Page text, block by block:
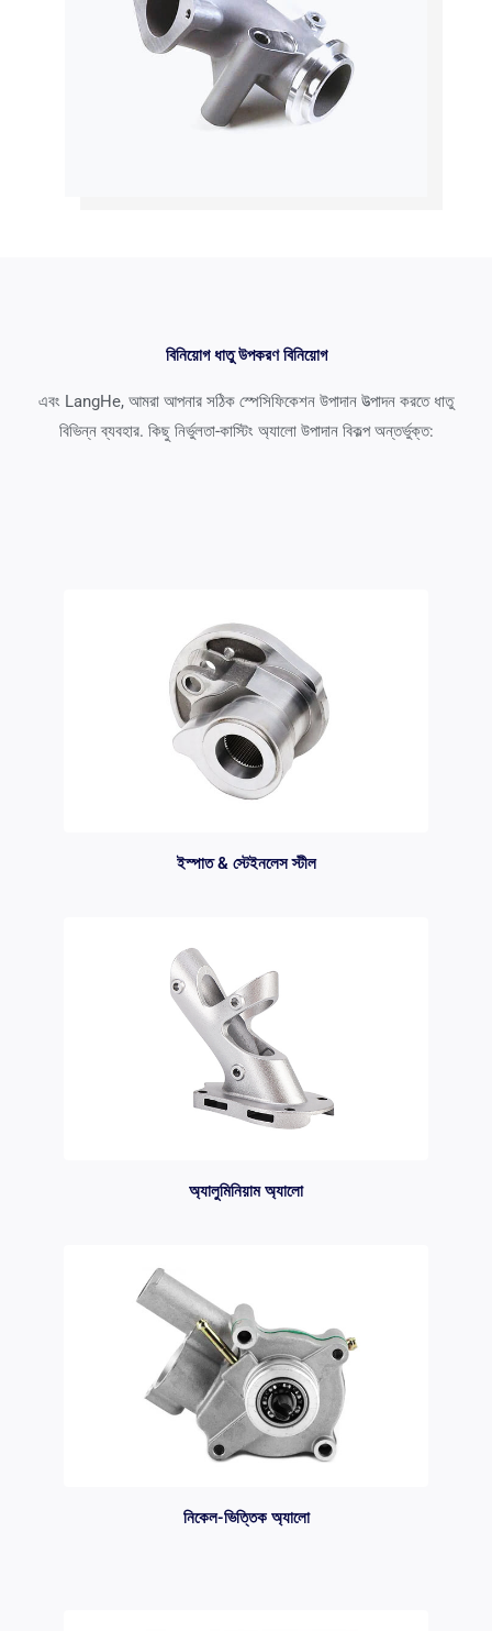
বিনিয়োগ ধাতু উপকরণ বিনিয়োগ
এবং LangHe, আমরা আপনার সঠিক স্পেসিফিকেশন উপাদান উত্পাদন করতে ধাতু
বিভিন্ন ব্যবহার. কিছু নির্ভুলতা-কাস্টিং অ্যালো উপাদান বিকল্প অন্তর্ভুক্ত:
ইস্পাত & স্টেইনলেস স্টীল
অ্যালুমিনিয়াম অ্যালো
নিকেল-ভিত্তিক অ্যালো